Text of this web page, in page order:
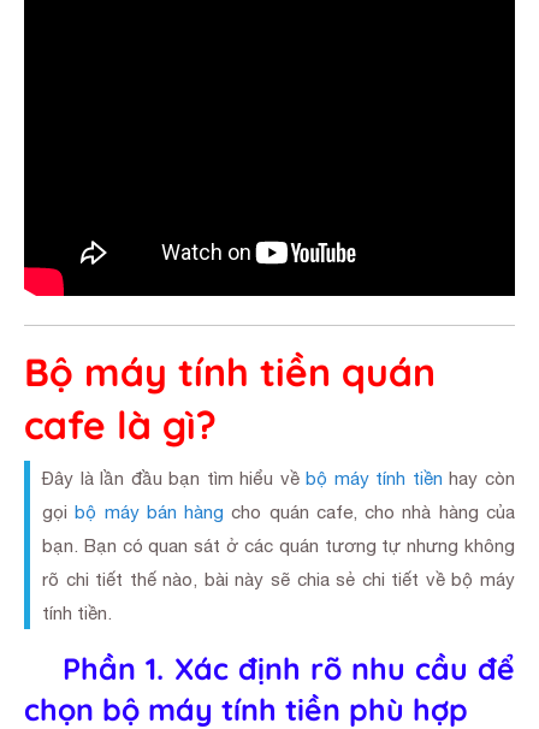
Bộ máy tính tiền quán
cafe là gì?
Đây là lần đầu bạn tìm hiểu vềbộ máy tính tiền hay còn
gọibộ máy bán hàng cho quán cafe, cho nhà hàng của
bạn. Bạn có quan sát ở các quán tương tự nhưng không
rõ chi tiết thế nào, bài này sẽ chia sẻ chi tiết về bộ máy
tính tiền.
Phần 1. Xác định rõ nhu cầu để
chọn bộ máy tính tiền phù hợp